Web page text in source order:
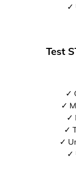
✓
Test
✓
✓
✓
✓
✓
✓